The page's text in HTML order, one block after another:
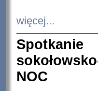
więcej...
NOC